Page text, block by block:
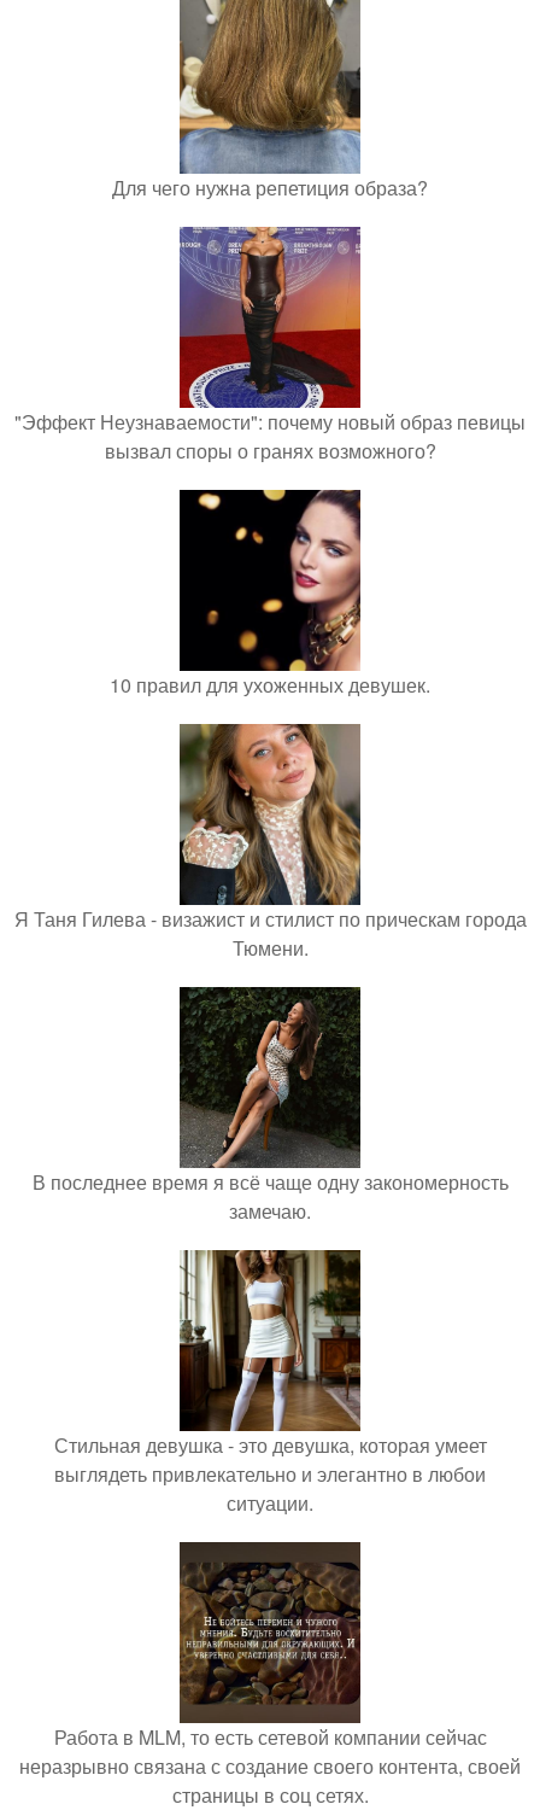
Для чего нужна репетиция образа?
"Эффект Неузнаваемости": почему новый образ певицы
вызвал споры о гранях возможного?
10 правил для ухоженных девушек.
Я Таня Гилева - визажист и стилист по прическам города
Тюмени.
В последнее время я всё чаще одну закономерность
замечаю.
Стильная девушка - это девушка, которая умеет
выглядеть привлекательно и элегантно в любои
ситуации.
Работа в MLM, то есть сетевой компании сейчас
неразрывно связана с создание своего контента, своей
страницы в соц сетях.